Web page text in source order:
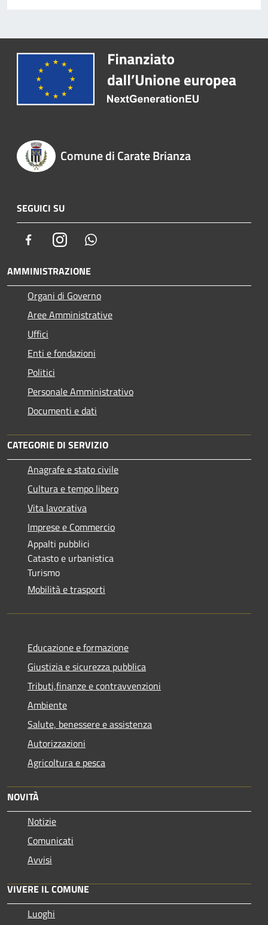
Comune di Carate Brianza
SEGUICI SU
FacebookInstagram
AMMINISTRAZIONE
Organi di Governo
Aree Amministrative
Uffici
Enti e fondazioni
Politici
Personale Amministrativo
Documenti e dati
CATEGORIE DI SERVIZIO
Anagrafe e stato civile
Cultura e tempo libero
Vita lavorativa
Imprese e Commercio
Appalti pubblici
Catasto e urbanistica
Turismo
Mobilità e trasporti
Educazione e formazione
Giustizia e sicurezza pubblica
Tributi,finanze e contravvenzioni
Ambiente
Salute, benessere e assistenza
Autorizzazioni
Agricoltura e pesca
NOVITÀ
Notizie
Comunicati
Avvisi
VIVERE IL COMUNE
Luoghi